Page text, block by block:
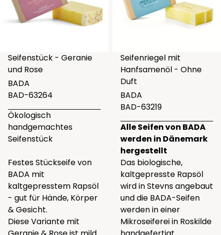
Seifenstück - Geranie
und Rose
BADA
BAD-63264
Ökologisch
handgemachtes
Seifenstück
Festes Stückseife von
BADA mit
kaltgepresstem Rapsöl
- gut für Hände, Körper
& Gesicht.
Diese Variante mit
Seifenriegel mit
Hanfsamenöl - Ohne
Duft
BADA
BAD-63219
Alle Seifen von BADA
werden in Dänemark
hergestellt
Das biologische,
kaltgepresste Rapsöl
wird in Stevns angebaut
und die BADA-Seifen
werden in einer
Mikroseiferei in Roskilde